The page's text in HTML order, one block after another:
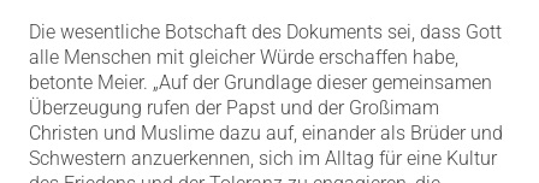
Die wesentliche Botschaft des Dokuments sei, dass Gott
alle Menschen mit gleicher Würde erschaffen habe,
betonte Meier. „Auf der Grundlage dieser gemeinsamen
Überzeugung rufen der Papst und der Großimam
Christen und Muslime dazu auf, einander als Brüder und
Schwestern anzuerkennen, sich im Alltag für eine Kultur